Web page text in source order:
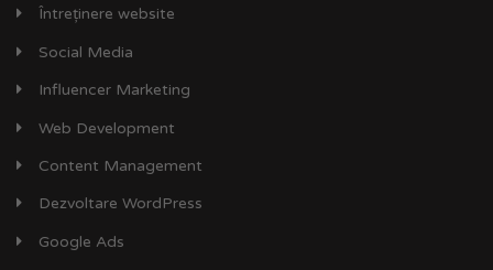
Întreținere website
Social Media
Influencer Marketing
Web Development
Content Management
Dezvoltare WordPress
Google Ads